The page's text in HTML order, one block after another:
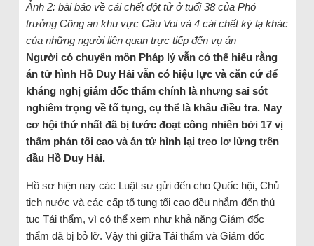
Ảnh 2: bài báo về cái chết đột tử ở tuổi 38 của Phó
trưởng Công an khu vực Cầu Voi và 4 cái chết kỳ lạ khác
của những người liên quan trực tiếp đến vụ án
Người có chuyên môn Pháp lý vẫn có thể hiểu rằng
án tử hình Hồ Duy Hải vẫn có hiệu lực và căn cứ để
kháng nghị giám đốc thẩm chính là nhưng sai sót
nghiêm trọng về tố tụng, cụ thể là khâu điều tra. Nay
cơ hội thứ nhất đã bị tước đoạt công nhiên bởi 17 vị
thẩm phán tối cao và án tử hình lại treo lơ lửng trên
đầu Hồ Duy Hải.
Hồ sơ hiện nay các Luật sư gửi đến cho Quốc hội, Chủ
tịch nước và các cấp tố tụng tối cao đều nhắm đến thủ
tục Tái thẩm, vì có thể xem như khả năng Giám đốc
thẩm đã bị bỏ lỡ. Vậy thì giữa Tái thẩm và Giám đốc